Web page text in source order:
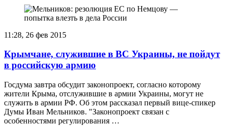
11:28, 26 фев 2015
Крымчане, служившие в ВС Украины, не пойдут
в российскую армию
Госдума завтра обсудит законопроект, согласно которому
жители Крыма, отслужившие в армии Украины, могут не
служить в армии РФ. Об этом рассказал первый вице-спикер
Думы Иван Мельников. "Законопроект связан с
особенностями регулирования …